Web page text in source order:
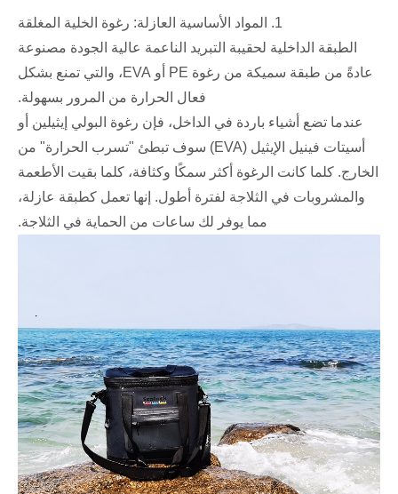
1. المواد الأساسية العازلة: رغوة الخلية المغلقة
الطبقة الداخلية لحقيبة التبريد الناعمة عالية الجودة مصنوعة
عادةً من طبقة سميكة من رغوة PE أو EVA، والتي تمنع بشكل
فعال الحرارة من المرور بسهولة.
عندما تضع أشياء باردة في الداخل، فإن رغوة البولي إيثيلين أو
أسيتات فينيل الإيثيل (EVA) سوف تبطئ "تسرب الحرارة" من
الخارج. كلما كانت الرغوة أكثر سمكًا وكثافة، كلما بقيت الأطعمة
والمشروبات في الثلاجة لفترة أطول. إنها تعمل كطبقة عازلة،
مما يوفر لك ساعات من الحماية في الثلاجة.